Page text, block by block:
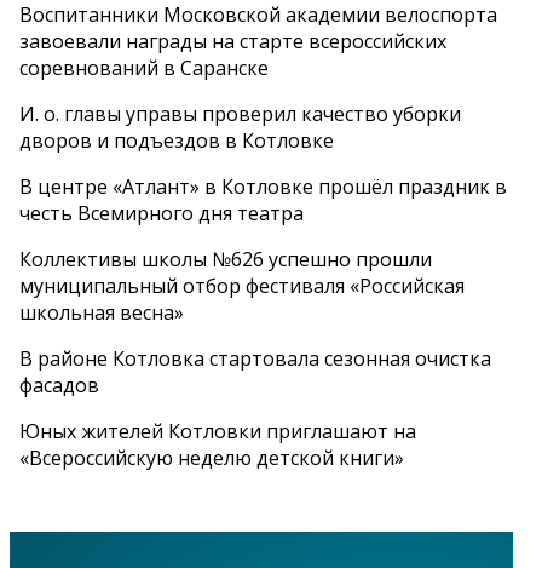
Воспитанники Московской академии велоспорта
завоевали награды на старте всероссийских
соревнований в Саранске
И. о. главы управы проверил качество уборки
дворов и подъездов в Котловке
В центре «Атлант» в Котловке прошёл праздник в
честь Всемирного дня театра
Коллективы школы №626 успешно прошли
муниципальный отбор фестиваля «Российская
школьная весна»
В районе Котловка стартовала сезонная очистка
фасадов
Юных жителей Котловки приглашают на
«Всероссийскую неделю детской книги»